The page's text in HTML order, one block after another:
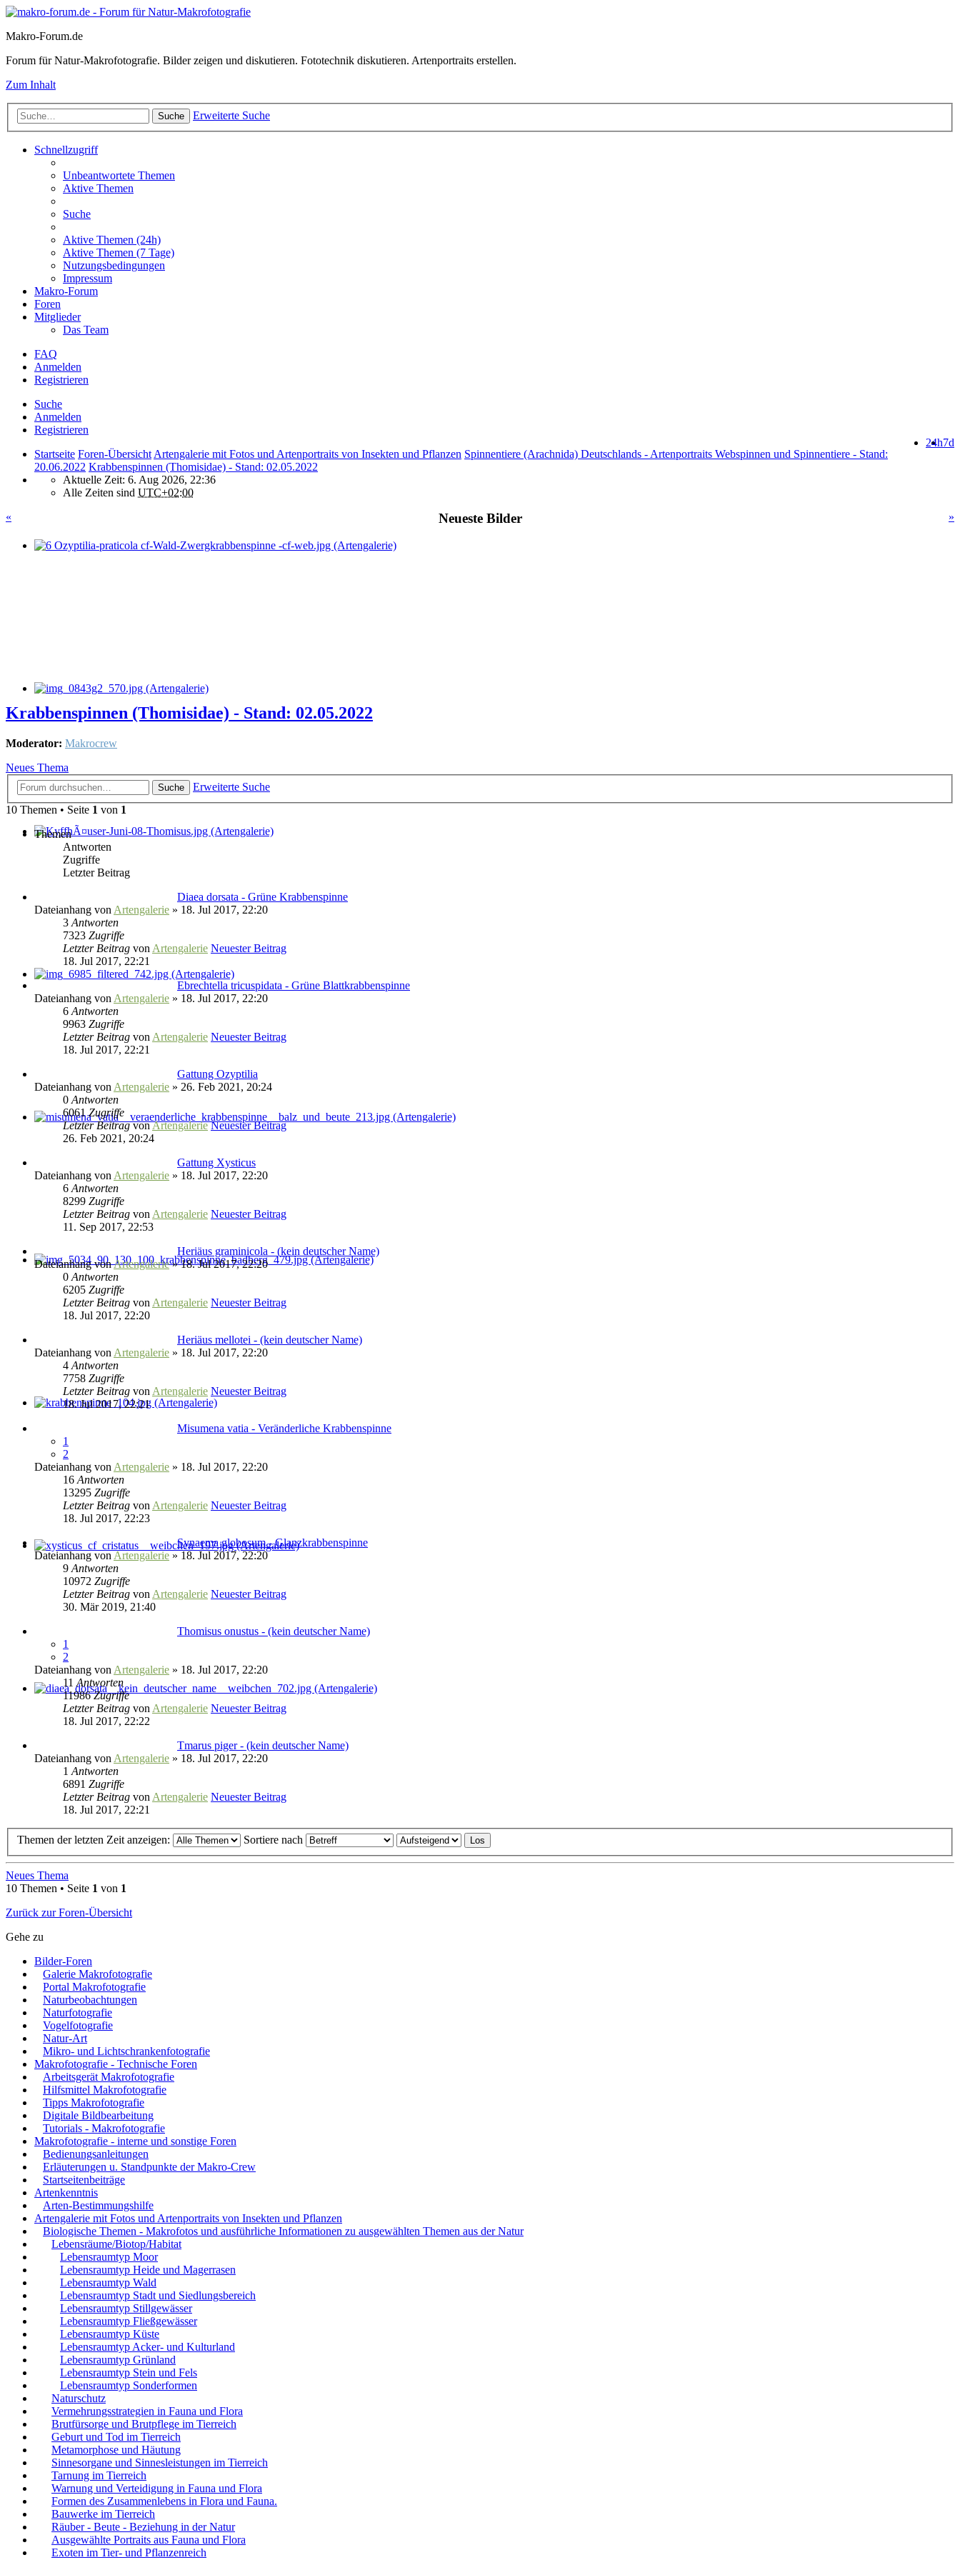
Makro-Forum.de
Forum für Natur-Makrofotografie. Bilder zeigen und diskutieren. Fototechnik diskutieren. Artenportraits erstellen.
Zum Inhalt
Suche Erweiterte Suche
Schnellzugriff
Unbeantwortete Themen
Aktive Themen
Suche
Aktive Themen (24h)
Aktive Themen (7 Tage)
Nutzungsbedingungen
Impressum
Makro-Forum
Foren
Mitglieder
Das Team
FAQ
Anmelden
Registrieren
Suche
Anmelden
Registrieren
7d
24h
Startseite Foren-Übersicht Artengalerie mit Fotos und Artenportraits von Insekten und Pflanzen Spinnentiere (Arachnida) Deutschlands - Artenportraits Webspinnen und Spinnentiere - Stand:
20.06.2022 Krabbenspinnen (Thomisidae) - Stand: 02.05.2022
Aktuelle Zeit: 6. Aug 2026, 22:36
Alle Zeiten sind UTC+02:00
«
»
Neueste Bilder
Krabbenspinnen (Thomisidae) - Stand: 02.05.2022
Moderator: Makrocrew
Neues Thema
Suche
Erweiterte Suche
10 Themen • Seite 1 von 1
Themen
Antworten
Zugriffe
Letzter Beitrag
Diaea dorsata - Grüne Krabbenspinne
Dateianhang von Artengalerie » 18. Jul 2017, 22:20
3 Antworten
7323 Zugriffe
Letzter Beitrag von Artengalerie Neuester Beitrag
18. Jul 2017, 22:21
Ebrechtella tricuspidata - Grüne Blattkrabbenspinne
Dateianhang von Artengalerie » 18. Jul 2017, 22:20
6 Antworten
9963 Zugriffe
Letzter Beitrag von Artengalerie Neuester Beitrag
18. Jul 2017, 22:21
Gattung Ozyptilia
Dateianhang von Artengalerie » 26. Feb 2021, 20:24
0 Antworten
6061Zugriffe
Letzter BeitragvonArtengalerie Neuester Beitrag
26. Feb 2021, 20:24
Gattung Xysticus
Dateianhang von Artengalerie » 18. Jul 2017, 22:20
6 Antworten
8299 Zugriffe
Letzter Beitrag von Artengalerie Neuester Beitrag
11. Sep 2017, 22:53
Heriäus graminicola - (kein deutscher Name)
DateianhangvonArtengalerie» 18. Jul 2017, 22:20
0 Antworten
6205 Zugriffe
Letzter Beitrag von Artengalerie Neuester Beitrag
18. Jul 2017, 22:20
Heriäus mellotei - (kein deutscher Name)
Dateianhang von Artengalerie » 18. Jul 2017, 22:20
4 Antworten
7758 Zugriffe
Letzter Beitrag von Artengalerie Neuester Beitrag
18. Jul 2017, 22:21
Misumena vatia - Veränderliche Krabbenspinne
1
2
Dateianhang von Artengalerie » 18. Jul 2017, 22:20
16 Antworten
13295 Zugriffe
Letzter Beitrag von Artengalerie Neuester Beitrag
18. Jul 2017, 22:23
Synaema globosum - Glanzkrabbenspinne
Dateianhang von Artengalerie » 18. Jul 2017, 22:20
9 Antworten
10972 Zugriffe
Letzter Beitrag von Artengalerie Neuester Beitrag
30. Mär 2019, 21:40
Thomisus onustus - (kein deutscher Name)
1
2
Dateianhang von Artengalerie » 18. Jul 2017, 22:20
11 Antworten
11986Zugriffe
Letzter Beitrag von Artengalerie Neuester Beitrag
18. Jul 2017, 22:22
Tmarus piger - (kein deutscher Name)
Dateianhang von Artengalerie » 18. Jul 2017, 22:20
1 Antworten
6891 Zugriffe
Letzter Beitrag von Artengalerie Neuester Beitrag
18. Jul 2017, 22:21
Themen der letzten Zeit anzeigen: Sortiere nach
Neues Thema
10 Themen • Seite 1 von 1
Zurück zur Foren-Übersicht
Gehe zu
Bilder-Foren
Galerie Makrofotografie
Portal Makrofotografie
Naturbeobachtungen
Naturfotografie
Vogelfotografie
Natur-Art
Mikro- und Lichtschrankenfotografie
Makrofotografie - Technische Foren
Arbeitsgerät Makrofotografie
Hilfsmittel Makrofotografie
Tipps Makrofotografie
Digitale Bildbearbeitung
Tutorials - Makrofotografie
Makrofotografie - interne und sonstige Foren
Bedienungsanleitungen
Erläuterungen u. Standpunkte der Makro-Crew
Startseitenbeiträge
Artenkenntnis
Arten-Bestimmungshilfe
Artengalerie mit Fotos und Artenportraits von Insekten und Pflanzen
Biologische Themen - Makrofotos und ausführliche Informationen zu ausgewählten Themen aus der Natur
Lebensräume/Biotop/Habitat
Lebensraumtyp Moor
Lebensraumtyp Heide und Magerrasen
Lebensraumtyp Wald
Lebensraumtyp Stadt und Siedlungsbereich
Lebensraumtyp Stillgewässer
Lebensraumtyp Fließgewässer
Lebensraumtyp Küste
Lebensraumtyp Acker- und Kulturland
Lebensraumtyp Grünland
Lebensraumtyp Stein und Fels
Lebensraumtyp Sonderformen
Naturschutz
Vermehrungsstrategien in Fauna und Flora
Brutfürsorge und Brutpflege im Tierreich
Geburt und Tod im Tierreich
Metamorphose und Häutung
Sinnesorgane und Sinnesleistungen im Tierreich
Tarnung im Tierreich
Warnung und Verteidigung in Fauna und Flora
Formen des Zusammenlebens in Flora und Fauna.
Bauwerke im Tierreich
Räuber - Beute - Beziehung in der Natur
Ausgewählte Portraits aus Fauna und Flora
Exoten im Tier- und Pflanzenreich